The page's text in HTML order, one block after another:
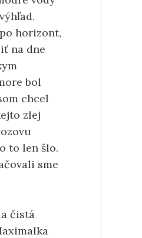
horizont,
na dne
bol
chcel
zlej
to len šlo.
sme
čistá